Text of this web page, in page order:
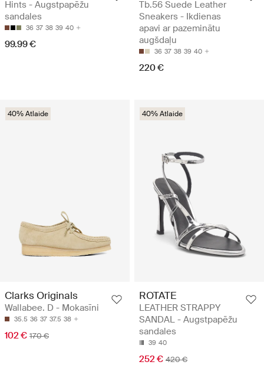
Hints - Augstpapēžu
sandales
36 37 38 39 40
99.99 €
Tb.56 Suede Leather
Sneakers - Ikdienas
apavi ar pazeminātu
augšdaļu
36 37 38 39 40
220 €
40% Atlaide
Clarks Originals
Wallabee. D - Mokasīni
35.5 36 37 37.5 38
102 € 170 €
40% Atlaide
ROTATE
LEATHER STRAPPY
SANDAL - Augstpapēžu
sandales
39 40
252 € 420 €